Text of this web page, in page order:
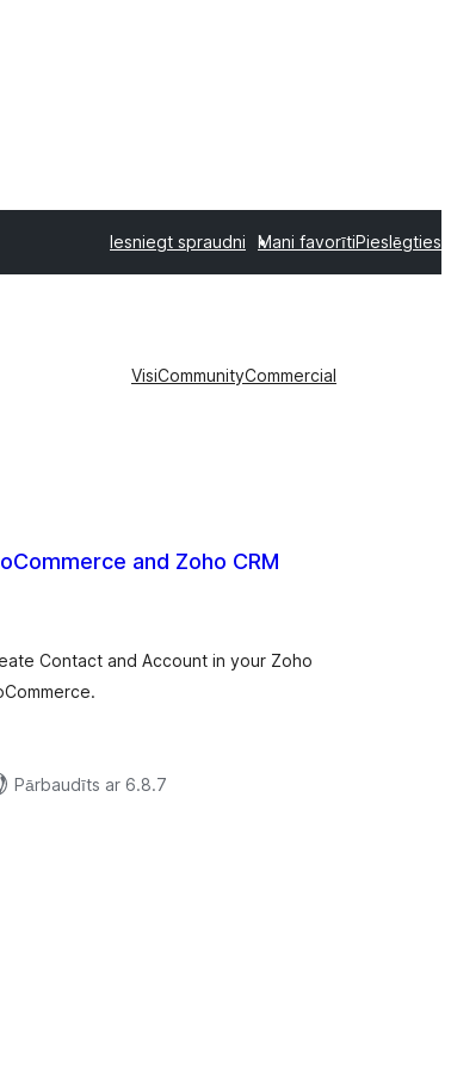
Iesniegt spraudni Mani favorītiPieslēgties
VisiCommunityCommercial
and Zoho CRM
Contact and Account in your Zoho
Pārbaudīts ar 6.8.7